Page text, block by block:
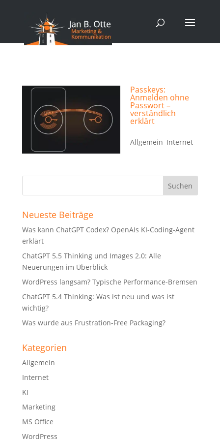
Passkeys:
Anmelden ohne
Passwort –
verständlich
erklärt
Allgemein Internet
Neueste Beiträge
Was kann ChatGPT Codex? OpenAIs KI-Coding-Agent
erklärt
ChatGPT 5.5 Thinking und Images 2.0: Alle
Neuerungen im Überblick
WordPress langsam? Typische Performance-Bremsen
ChatGPT 5.4 Thinking: Was ist neu und was ist
wichtig?
Was wurde aus Frustration-Free Packaging?
Kategorien
Allgemein
Internet
KI
Marketing
MS Office
WordPress